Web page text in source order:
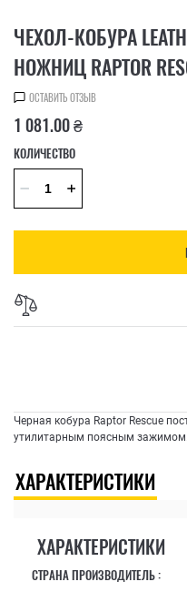
ЧЕХОЛ-КОБУРА
НОЖНИЦ RAPTOR
ОСТАВИТЬ ОТЗЫВ
1 081.00 ₴
КОЛИЧЕСТВО
Черная кобура Raptor Rescue
утилитарным поясным зажимом.
ХАРАКТЕРИСТИКИ
ХАРАКТЕРИСТИКИ
СТРАНА ПРОИЗВОДИТЕЛЬ :